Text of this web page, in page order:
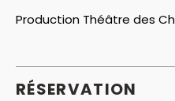
Production Théâtre des
RÉSERVATION